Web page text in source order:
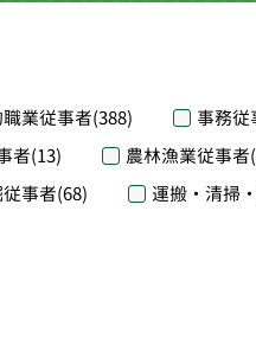
業従事者(388) 事務従
者(13) 農林漁業従事者
事者(68) 運搬・清掃